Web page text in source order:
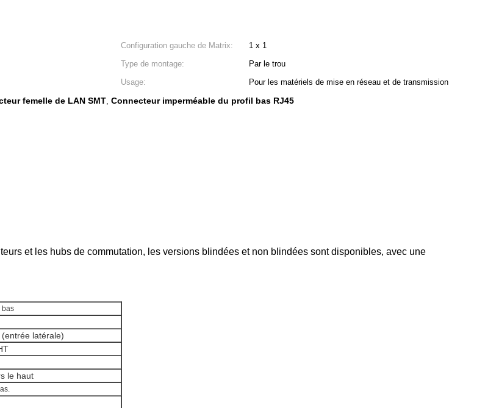
Configuration gauche de Matrix:
1 x 1
Type de montage:
Par le trou
Usage:
Pour les matériels de mise en réseau et de transmission
femelle de LAN SMT, Connecteur imperméable du profil bas RJ45
et les hubs de commutation, les versions blindées et non blindées sont disponibles, avec une
bas
latérale)
le haut